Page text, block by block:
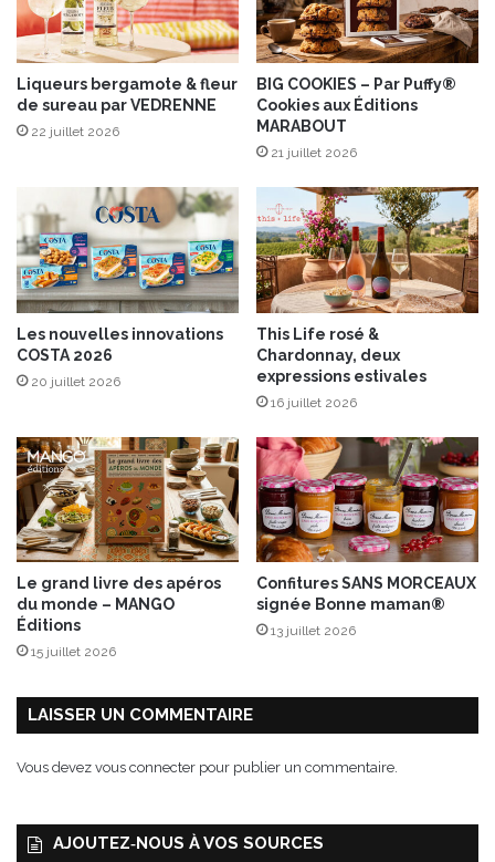
u
a
n
t
(
s
)
p
o
u
r
l
’
a
r
o
a
r
d
&
s
e
t
o
m
a
t
e
s
s
i
c
M
u
t
Liqueurs bergamote & fleur
de sureau par VEDRENNE
22 juillet 2026
BIG COOKIES – Par Puffy®
Cookies aux Éditions
MARABOUT
21 juillet 2026
Les nouvelles innovations
COSTA 2026
20 juillet 2026
This Life rosé &
Chardonnay, deux
expressions estivales
16 juillet 2026
Le grand livre des apéros
du monde – MANGO
Éditions
15 juillet 2026
Confitures SANS MORCEAUX
signée Bonne maman®
13 juillet 2026
LAISSER UN COMMENTAIRE
Vous devez vous connecter pour publier un commentaire.
AJOUTEZ‑NOUS À VOS SOURCES